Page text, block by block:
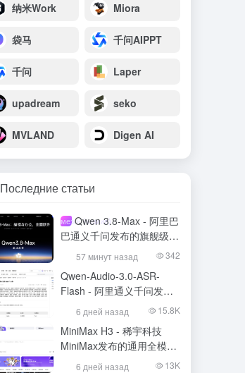
纳米Work Miora
袋马 千问AIPPT
千问 Laper
upadream seko
MVLAND Digen AI
Последние статьи
мезо- (химия)
Qwen 3.8-Max - 阿里巴
巴通义千问发布的旗舰级大
模型57 минут назад 342
Qwen-Audio-3.0-ASR-
Flash - 阿里通义千问发布
的语音识别大模型
6 дней назад 15.8K
MiniMax H3 - 稀宇科技
MiniMax发布的通用全模态
生成模型
6 дней назад 13K